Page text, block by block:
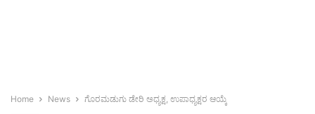
Home News ಗೊರಮಡುಗು ಡೇರಿ ಅಧ್ಯಕ್ಷ, ಉಪಾಧ್ಯಕ್ಷರ ಆಯ್ಕೆ